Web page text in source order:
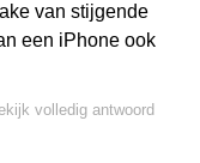
van stijgende
een iPhone ook
volledig antwoord